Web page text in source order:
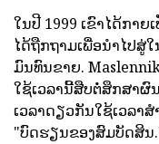
ໃນປີ 1999 ເຂົາໄດ້ກາ
ໄດ້ຖືກຖາມເພື່ອນໍາໄປສູ່
ມົນທົນຂາຍ.
ໃຊ້ເວລານີ້ສືບຕໍ່ສຶກສາຜົ
ເວລາດຽວກັນໃຊ້ເວລາ
"ບົດຮຽນຂອງສົມບັດສິນ